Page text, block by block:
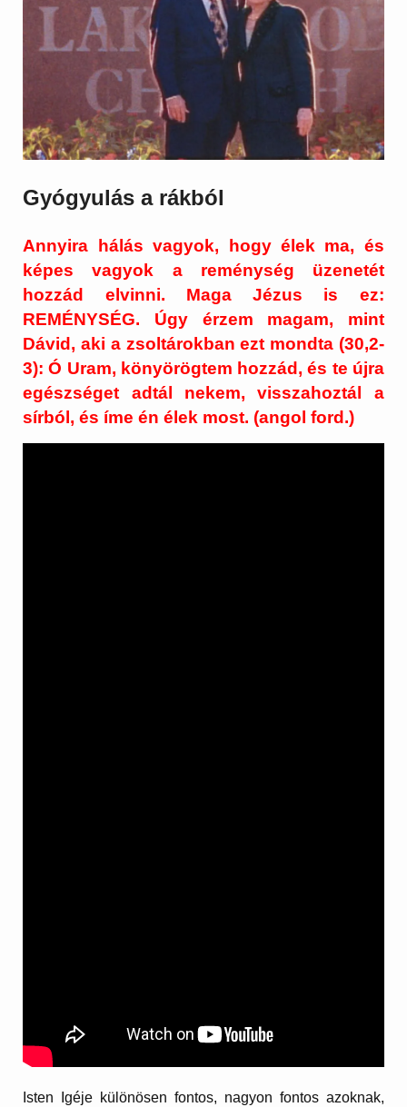
Gyógyulás a rákból
Annyira hálás vagyok, hogy élek ma, és
képes vagyok a reménység üzenetét
hozzád elvinni. Maga Jézus is ez:
REMÉNYSÉG. Úgy érzem magam, mint
Dávid, aki a zsoltárokban ezt mondta (30,2-
3): Ó Uram, könyörögtem hozzád, és te újra
egészséget adtál nekem, visszahoztál a
sírból, és íme én élek most. (angol ford.)
Isten Igéje különösen fontos, nagyon fontos azoknak,